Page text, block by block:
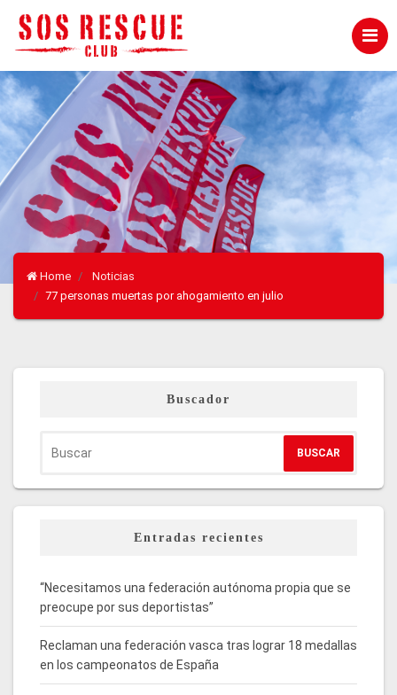
Home
Noticias
77 personas muertas por ahogamiento en julio
Buscador
Entradas recientes
“Necesitamos una federación autónoma propia que se
preocupe por sus deportistas”
Reclaman una federación vasca tras lograr 18 medallas
en los campeonatos de España